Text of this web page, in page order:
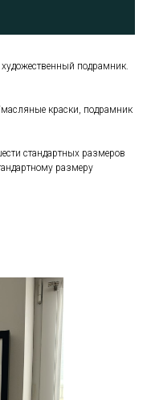
подрамник.
краски, подрамник
стандартных размеров
размеру